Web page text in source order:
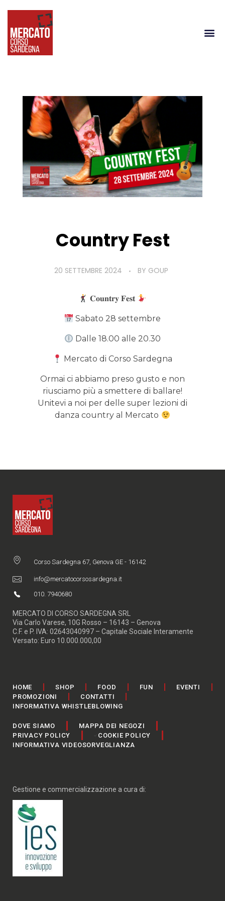
Country Fest
20 SETTEMBRE 2024 BY GOUP
𝐂𝐨𝐮𝐧𝐭𝐫𝐲 𝐅𝐞𝐬𝐭
Sabato 28 settembre
Dalle 18.00 alle 20.30
Mercato di Corso Sardegna
Ormai ci abbiamo preso gusto e non
riusciamo più a smettere di ballare!
Unitevi a noi per delle super lezioni di
danza country al Mercato
Corso Sardegna 67, Genova GE - 16142
info@mercatocorsosardegna.it
010. 7940680
MERCATO DI CORSO SARDEGNA SRL
Via Carlo Varese, 10G Rosso – 16143 – Genova
C.F. e P. IVA: 02643040997 – Capitale Sociale Interamente
Versato: Euro 10.000.000,00
HOME SHOP FOOD FUN
EVENTI
PROMOZIONI
CONTATTI
INFORMATIVA WHISTLEBLOWING
DOVE SIAMO
MAPPA DEI NEGOZI
PRIVACY POLICY
COOKIE POLICY
INFORMATIVA VIDEOSORVEGLIANZA
Gestione e commercializzazione a cura di: